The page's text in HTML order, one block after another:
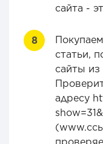
сайта -
статьи,
сайты из
адресу